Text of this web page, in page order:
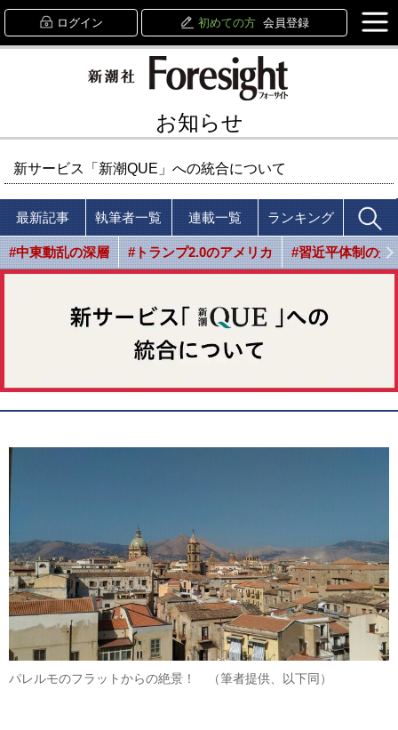
ログイン 初めての方 会員登録
お知らせ
新サービス「新潮QUE」への統合について
最新記事 執筆者一覧 連載一覧 ランキング
#中東動乱の深層 #トランプ2.0のアメリカ #習近平体制の光
パレルモのフラットからの絶景！ （筆者提供、以下同）